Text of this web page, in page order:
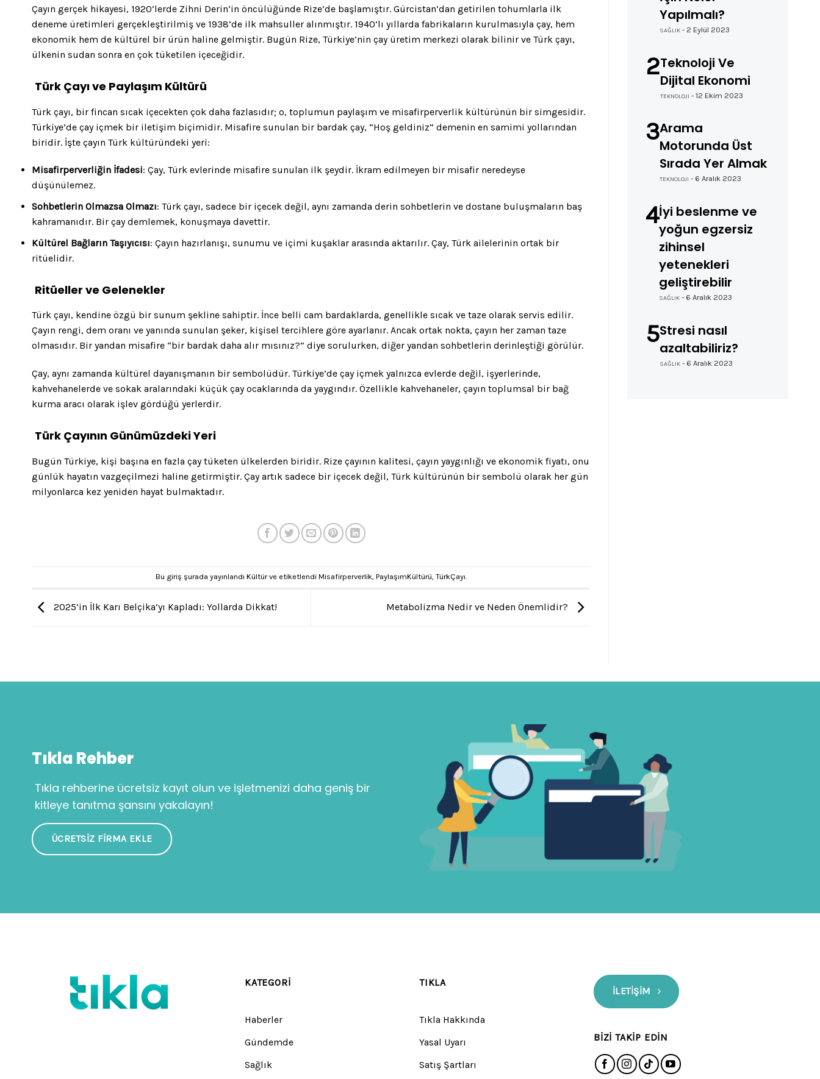
Çayın gerçek hikayesi, 1920’lerde Zihni Derin’in öncülüğünde Rize’de başlamıştır. Gürcistan’dan getirilen tohumlarla ilk
deneme üretimleri gerçekleştirilmiş ve 1938’de ilk mahsuller alınmıştır. 1940’lı yıllarda fabrikaların kurulmasıyla çay, hem
ekonomik hem de kültürel bir ürün haline gelmiştir. Bugün Rize, Türkiye’nin çay üretim merkezi olarak bilinir ve Türk çayı,
ülkenin sudan sonra en çok tüketilen içeceğidir.
Türk Çayı ve Paylaşım Kültürü
Türk çayı, bir fincan sıcak içecekten çok daha fazlasıdır; o, toplumun paylaşım ve misafirperverlik kültürünün bir simgesidir.
Türkiye’de çay içmek bir iletişim biçimidir. Misafire sunulan bir bardak çay, “Hoş geldiniz” demenin en samimi yollarından
biridir. İşte çayın Türk kültüründeki yeri:
Misafirperverliğin İfadesi: Çay, Türk evlerinde misafire sunulan ilk şeydir. İkram edilmeyen bir misafir neredeyse
düşünülemez.
Sohbetlerin Olmazsa Olmazı: Türk çayı, sadece bir içecek değil, aynı zamanda derin sohbetlerin ve dostane buluşmaların baş
kahramanıdır. Bir çay demlemek, konuşmaya davettir.
Kültürel Bağların Taşıyıcısı: Çayın hazırlanışı, sunumu ve içimi kuşaklar arasında aktarılır. Çay, Türk ailelerinin ortak bir
ritüelidir.
Ritüeller ve Gelenekler
Türk çayı, kendine özgü bir sunum şekline sahiptir. İnce belli cam bardaklarda, genellikle sıcak ve taze olarak servis edilir.
Çayın rengi, dem oranı ve yanında sunulan şeker, kişisel tercihlere göre ayarlanır. Ancak ortak nokta, çayın her zaman taze
olmasıdır. Bir yandan misafire “bir bardak daha alır mısınız?” diye sorulurken, diğer yandan sohbetlerin derinleştiği görülür.
Çay, aynı zamanda kültürel dayanışmanın bir sembolüdür. Türkiye’de çay içmek yalnızca evlerde değil, işyerlerinde,
kahvehanelerde ve sokak aralarındaki küçük çay ocaklarında da yaygındır. Özellikle kahvehaneler, çayın toplumsal bir bağ
kurma aracı olarak işlev gördüğü yerlerdir.
Türk Çayının Günümüzdeki Yeri
Bugün Türkiye, kişi başına en fazla çay tüketen ülkelerden biridir. Rize çayının kalitesi, çayın yaygınlığı ve ekonomik fiyatı, onu
günlük hayatın vazgeçilmezi haline getirmiştir. Çay artık sadece bir içecek değil, Türk kültürünün bir sembolü olarak her gün
milyonlarca kez yeniden hayat bulmaktadır.
Bu giriş şurada yayınlandı Kültürve etiketlendi Misafirperverlik, PaylaşımKültürü TürkÇayı
2025’in İlk Karı Belçika’yı Kapladı: Yollarda Dikkat! Metabolizma Nedir ve Neden Önemlidir?
Yapılmalı?
SAĞLIK - 2 Eylül 2023
2Teknoloji Ve
Dijital Ekonomi
TEKNOLOJI - 12 Ekim 2023
3Arama
Motorunda Üst
Sırada Yer Almak
TEKNOLOJI - 6 Aralık 2023
4İyi beslenme ve
yoğun egzersiz
zihinsel
yetenekleri
geliştirebilir
SAĞLIK - 6 Aralık 2023
5Stresi nasıl
azaltabiliriz?
SAĞLIK - 6 Aralık 2023
Tıkla Rehber
Tıkla rehberine ücretsiz kayıt olun ve işletmenizi daha geniş bir
kitleye tanıtma şansını yakalayın!
ÜCRETSIZ FIRMA EKLE
KATEGORI
Haberler
Gündemde
Sağlık
TIKLA
Tıkla Hakkında
Yasal Uyarı
Satış Şartları
İLETIŞIM
BIZI TAKIP EDIN
Beni Hatırla Parolanızı mı unuttunuz?